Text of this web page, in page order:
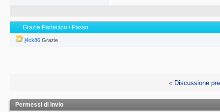
Grazie Partecipo / Passo
j4ck86 Grazie
« Discussione
Permessi di invio